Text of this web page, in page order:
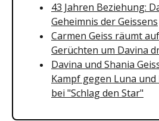
43 Jahren Beziehung:
Geheimnis der Geissens
Carmen Geiss räumt
Gerüchten um Davina
Davina und Shania
Kampf gegen Luna und
bei "Schlag den Star"